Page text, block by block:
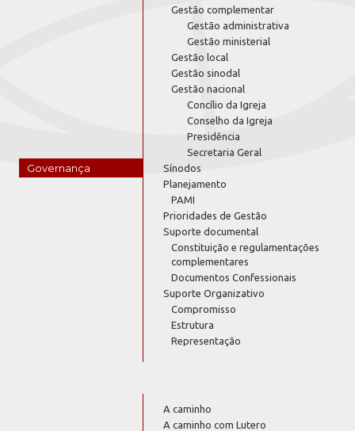
Governança
Gestão complementar
Gestão administrativa
Gestão ministerial
Gestão local
Gestão sinodal
Gestão nacional
Concílio da Igreja
Conselho da Igreja
Presidência
Secretaria Geral
Sínodos
Planejamento
PAMI
Prioridades de Gestão
Suporte documental
Constituição e regulamentações
complementares
Documentos Confessionais
Suporte Organizativo
Compromisso
Estrutura
Representação
A caminho
A caminho com Lutero